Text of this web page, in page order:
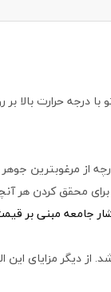
شستشو، پشت و رو کردن لباس قبل از شستشو، استفاده از مایع
از مرغوبترین
محقق کردن هر
جامعه مبنی بر
از دیگر مزایای